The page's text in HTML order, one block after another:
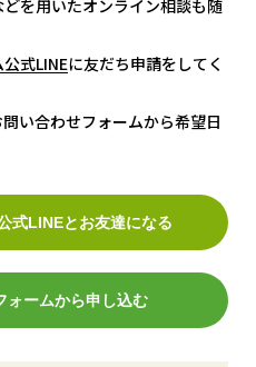
どを用いたオンライン相談も随
式LINE
式LINEに友だち申請をしてく
い合わせフォームから希望日
式LINEとお友達になる
ォームから申し込む